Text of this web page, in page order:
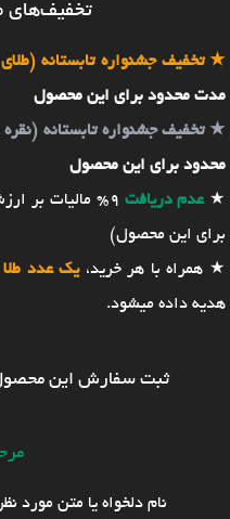
تخفیف‌های
★تخفیف جشنواره تابستانه (طلای 18
مدت محدود برای این محصول
★تخفیف جشنواره تابستانه (نقره 925):
محدود برای این محصول
★عدم دریافت 9% مالیات بر ارزش افزوده (به مبلغ
برای این محصول)
★ همراه با هر خرید،یک عدد طلا کارت
هدیه داده میشود.
ثبت سفارش این محصول
نام دلخواه یا متن مورد